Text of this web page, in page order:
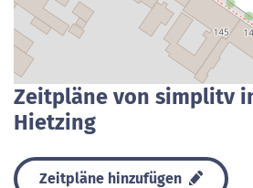
Zeitpläne von simplitv
Hietzing
Zeitpläne hinzufügen